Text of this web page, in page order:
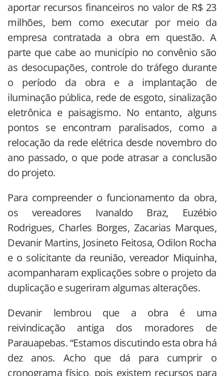
aportar recursos financeiros no valor de R$ 23
milhões, bem como executar por meio da
empresa contratada a obra em questão. A
parte que cabe ao município no convênio são
as desocupações, controle do tráfego durante
o período da obra e a implantação de
iluminação pública, rede de esgoto, sinalização
eletrônica e paisagismo. No entanto, alguns
pontos se encontram paralisados, como a
relocação da rede elétrica desde novembro do
ano passado, o que pode atrasar a conclusão
do projeto.
Para compreender o funcionamento da obra,
os vereadores Ivanaldo Braz, Euzébio
Rodrigues, Charles Borges, Zacarias Marques,
Devanir Martins, Josineto Feitosa, Odilon Rocha
e o solicitante da reunião, vereador Miquinha,
acompanharam explicações sobre o projeto da
duplicação e sugeriram algumas alterações.
Devanir lembrou que a obra é uma
reivindicação antiga dos moradores de
Parauapebas. “Estamos discutindo esta obra há
dez anos. Acho que dá para cumprir o
cronograma físico, pois existem recursos para